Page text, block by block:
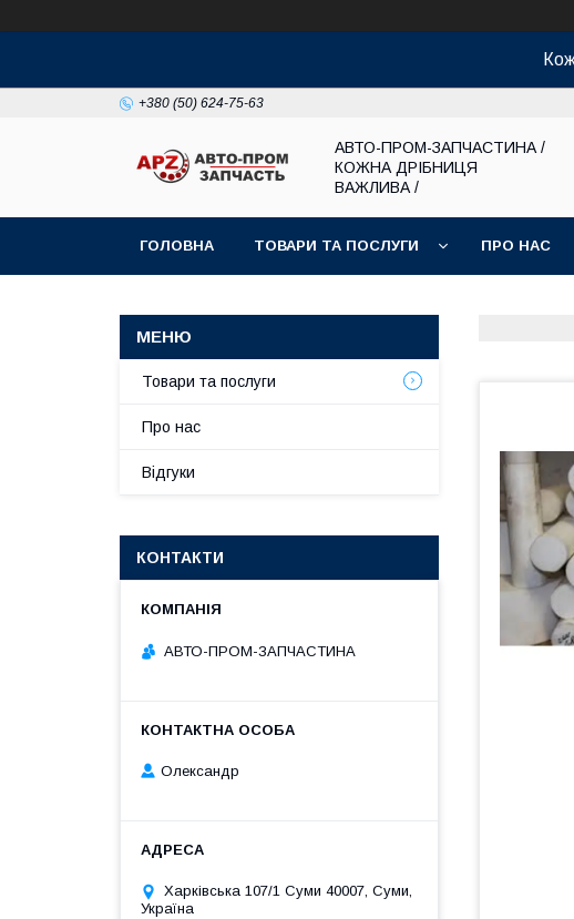
+380 (50) 624-75-63
АВТО-ПРОМ-ЗАПЧАСТИНА /
КОЖНА ДРІБНИЦЯ
ВАЖЛИВА /
ГОЛОВНА ТОВАРИ ТА ПОСЛУГИ ПРО НАС
Товари та послуги
Про нас
Відгуки
КОНТАКТИ
АВТО-ПРОМ-ЗАПЧАСТИНА
Олександр
Харківська 107/1 Суми 40007, Суми,
Україна